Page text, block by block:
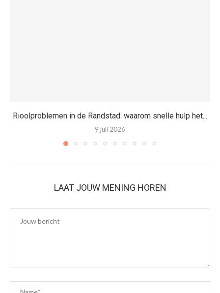
Rioolproblemen in de Randstad: waarom snelle hulp het...
9 juli 2026
LAAT JOUW MENING HOREN